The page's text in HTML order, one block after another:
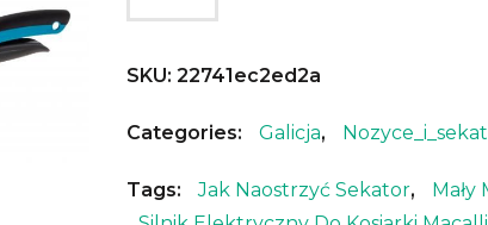
SKU: 22741ec2ed2a
Categories: Galicja,
Tags: Jak Naostrzyć Sekator, Mały